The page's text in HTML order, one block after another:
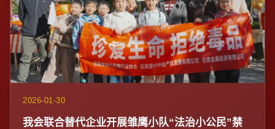
2026-01-30
我会联合替代企业开展雏鹰小队“法治小公民”禁